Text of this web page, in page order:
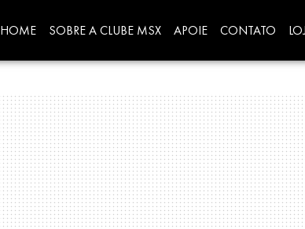
HOME SOBRE A CLUBE MSX APOIE CONTATO